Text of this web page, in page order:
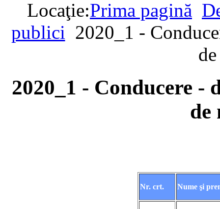
Locaţie:Prima pagină
publici 2020_1 -
2020_1 - Conducere -
de
Nr. crt. Nume şi